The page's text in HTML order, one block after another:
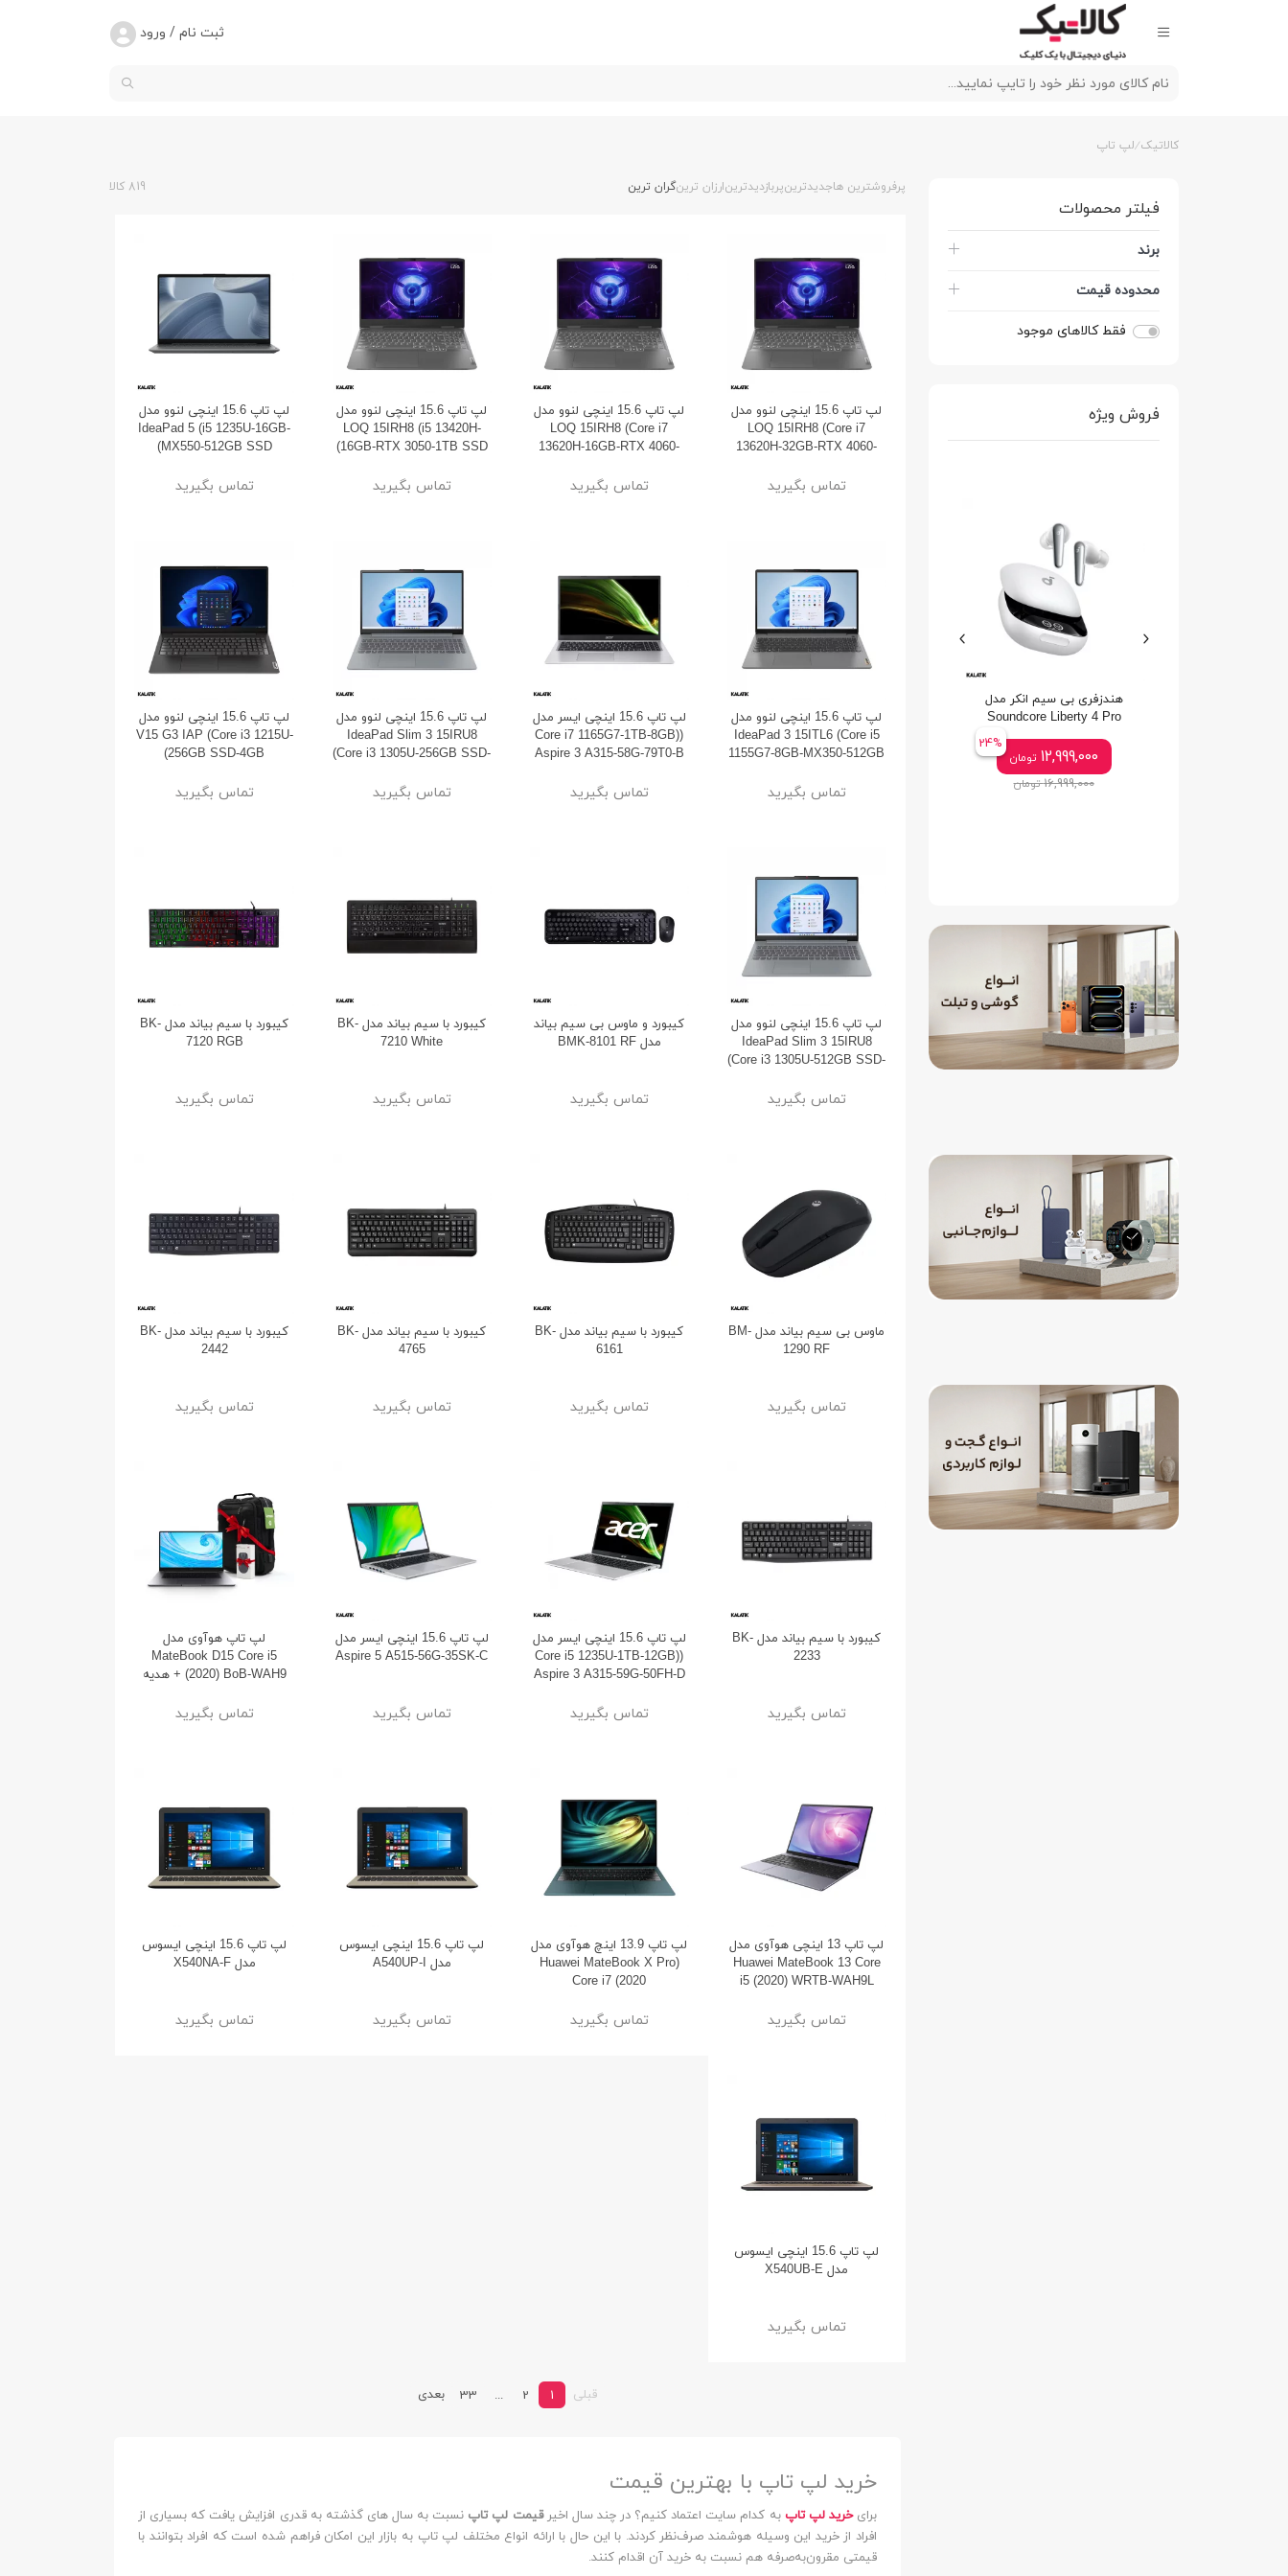
ثبت نام / ورود
کالاتیک لپ تاپ
فیلتر محصولات
برند
محدوده قیمت
فقط کالاهای موجود
فروش ویژه
ساعت هوشمند کیسلکت مدل
Calling Watch Ks2
5,099,000 تومان
6,599,000
شارسل
1,549,000 تومان
1,949,000
پایه نگهدارنده و شارژر بی سیم
صندلی عقب خودرو باسئوس
Energy Storage مدل WXHZ-01
1,099,000
27%
اسپیکر قابل حمل هادرون مدل
BTS107
2,999,000
26%
اسپیکر قابل حمل جی بی ال
پرفروشترین هاجدیدترینپربازدیدترینارزان ترینگران ترین 819 کالا
لپ تاپ 15.6 اینچی لنوو مدل
LOQ 15IRH8 (Core i7
13620H-32GB-RTX 4060-
تماس بگیرید
لپ تاپ 15.6 اینچی لنوو مدل
LOQ 15IRH8 (Core i7
13620H-16GB-RTX 4060-
تماس بگیرید
لپ تاپ 15.6 اینچی لنوو مدل
LOQ 15IRH8 (i5 13420H-
16GB-RTX 3050-1TB SSD)
تماس بگیرید
لپ تاپ 15.6 اینچی لنوو مدل
IdeaPad 5 (i5 1235U-16GB-
MX550-512GB SSD)
تماس بگیرید
لپ تاپ 15.6 اینچی لنوو مدل
IdeaPad 3 15ITL6 (Core i5
1155G7-8GB-MX350-512GB
تماس بگیرید
لپ تاپ 15.6 اینچی ایسر مدل
(Core i7 1165G7-1TB-8GB)
Aspire 3 A315-58G-79T0-B
تماس بگیرید
لپ تاپ 15.6 اینچی لنوو مدل
IdeaPad Slim 3 15IRU8
(Core i3 1305U-256GB SSD-
تماس بگیرید
لپ تاپ 15.6 اینچی لنوو مدل
V15 G3 IAP (Core i3 1215U-
256GB SSD-4GB)
تماس بگیرید
لپ تاپ 15.6 اینچی لنوو مدل
IdeaPad Slim 3 15IRU8
(Core i3 1305U-512GB SSD-
تماس بگیرید
کیبورد و ماوس بی سیم بیاند
مدل BMK-8101 RF
تماس بگیرید
کیبورد با سیم بیاند مدل BK-
7210 White
تماس بگیرید
کیبورد با سیم بیاند مدل BK-
7120 RGB
تماس بگیرید
ماوس بی سیم بیاند مدل BM-
1290 RF
تماس بگیرید
کیبورد با سیم بیاند مدل BK-
6161
تماس بگیرید
کیبورد با سیم بیاند مدل BK-
4765
تماس بگیرید
کیبورد با سیم بیاند مدل BK-
2442
تماس بگیرید
کیبورد با سیم بیاند مدل BK-
2233
تماس بگیرید
لپ تاپ 15.6 اینچی ایسر مدل
(Core i5 1235U-1TB-12GB)
Aspire 3 A315-59G-50FH-D
تماس بگیرید
لپ تاپ 15.6 اینچی ایسر مدل
Aspire 5 A515-56G-35SK-C
تماس بگیرید
لپ تاپ هوآوی مدل
MateBook D15 Core i5
(2020) BoB-WAH9 + هدیه
لپ تاپ
تماس بگیرید
لپ تاپ 13 اینچی هوآوی مدل
Huawei MateBook 13 Core
i5 (2020) WRTB-WAH9L
تماس بگیرید
لپ تاپ 13.9 اینچ هوآوی مدل
(Huawei MateBook X Pro
Core i7 (2020
تماس بگیرید
لپ تاپ 15.6 اینچی ایسوس
مدل A540UP-I
تماس بگیرید
لپ تاپ 15.6 اینچی ایسوس
مدل X540NA-F
تماس بگیرید
لپ تاپ 15.6 اینچی ایسوس
مدل X540UB-E
تماس بگیرید
قبلی 1
2
...
33 بعدی
خرید لپ تاپ با بهترین قیمت
برایخرید لپ تاپ به کدام سایت اعتماد کنیم؟ در چند سال اخیرقیمت لپ تاپ نسبت به سال های گذشته به قدری افزایش یافت که بسیاری از
افراد از خرید این وسیله هوشمند صرف‌نظر کردند. با این حال با ارائه انواع مختلف لپ تاپ به بازار این امکان فراهم شده است که افراد بتوانند با
قیمتی مقرون‌به‌صرفه هم نسبت به خرید آن اقدام کنند.